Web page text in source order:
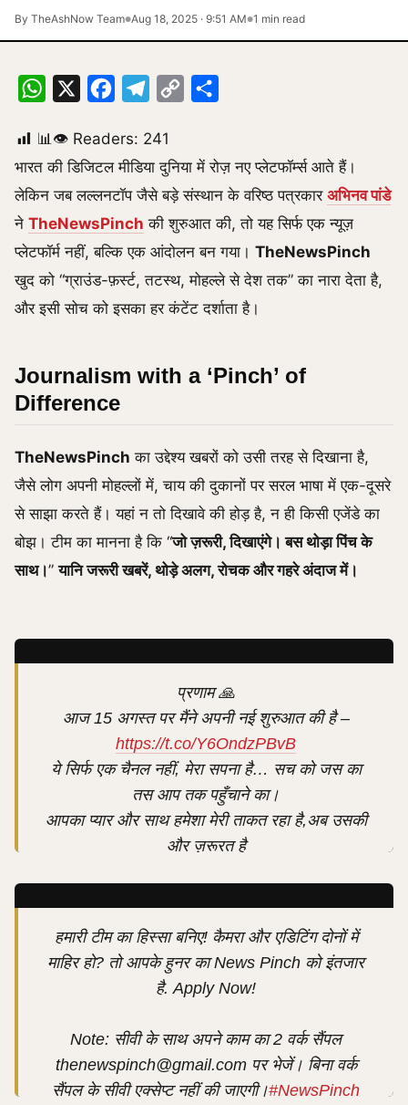
By TheAshNow Team●Aug 18, 2025 · 9:51 AM●1 min read
WhatsApp FacebookTelegram
Copy
📊👁 Readers: 241
भारत की डिजिटल मीडिया दुनिया में रोज़ नए प्लेटफॉर्म्स आते हैं।
लेकिन जब लल्लनटॉप जैसे बड़े संस्थान के वरिष्ठ पत्रकार अभिनव पांडे
ने TheNewsPinch की शुरुआत की, तो यह सिर्फ एक न्यूज़
प्लेटफॉर्म नहीं, बल्कि एक आंदोलन बन गया। TheNewsPinch
खुद को “ग्राउंड-फ़र्स्ट, तटस्थ, मोहल्ले से देश तक” का नारा देता है,
और इसी सोच को इसका हर कंटेंट दर्शाता है।
Journalism with a ‘Pinch’ of
Difference
TheNewsPinch का उद्देश्य खबरों को उसी तरह से दिखाना है,
जैसे लोग अपनी मोहल्लों में, चाय की दुकानों पर सरल भाषा में एक-दूसरे
से साझा करते हैं। यहां न तो दिखावे की होड़ है, न ही किसी एजेंडे का
बोझ। टीम का मानना है कि “जो ज़रूरी, दिखाएंगे। बस थोड़ा पिंच के
साथ।”यानि जरूरी खबरें, थोड़े अलग, रोचक और गहरे अंदाज में।
प्रणाम 🙏
आज 15 अगस्त पर मैंने अपनी नई शुरुआत की है –
https://t.co/Y6OndzPBvB
ये सिर्फ एक चैनल नहीं, मेरा सपना है… सच को जस का
तस आप तक पहुँचाने का।
आपका प्यार और साथ हमेशा मेरी ताकत रहा है,अब उसकी
और ज़रूरत है
— Abhinav Pandey (@Abhinav_Pan)August
15, 2025
हमारी टीम का हिस्सा बनिए! कैमरा और एडिटिंग दोनों में
माहिर हो? तो आपके हुनर का News Pinch को इंतजार
है. Apply Now!
Note: सीवी के साथ अपने काम का 2 वर्क सैंपल
thenewspinch@gmail.comपर भेजें। बिना वर्क
सैंपल के सीवी एक्सेप्ट नहीं की जाएगी।#NewsPinch